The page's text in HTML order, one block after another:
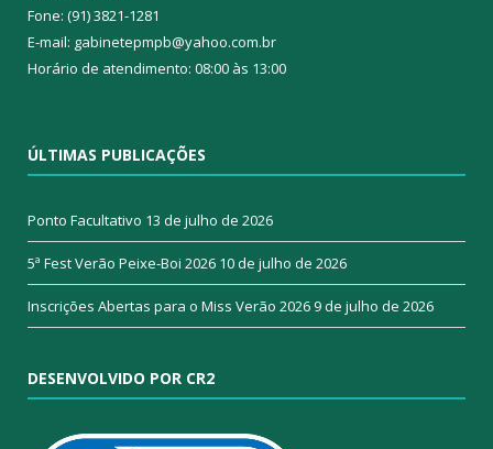
Fone: (91) 3821-1281
E-mail: gabinetepmpb@yahoo.com.br
Horário de atendimento: 08:00 às 13:00
ÚLTIMAS PUBLICAÇÕES
Ponto Facultativo 13 de julho de 2026
5ª Fest Verão Peixe-Boi 2026 10 de julho de 2026
Inscrições Abertas para o Miss Verão 20269 de julho de 2026
DESENVOLVIDO POR CR2